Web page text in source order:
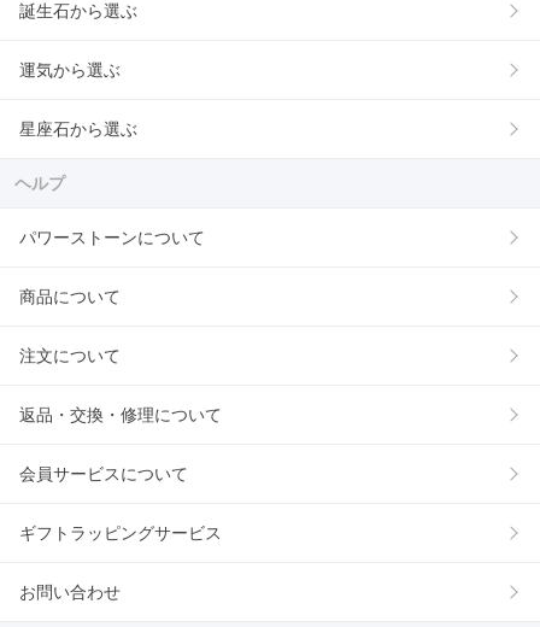
誕生石から選ぶ
運気から選ぶ
星座石から選ぶ
ヘルプ
パワーストーンについて
商品について
注文について
返品・交換・修理について
会員サービスについて
ギフトラッピングサービス
お問い合わせ